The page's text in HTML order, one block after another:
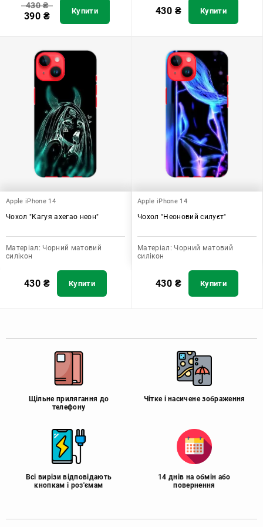
430₴
390 ₴ Купити 430 ₴ Купити
Apple iPhone 14
Чохол "Кагуя ахегао неон"
Матеріал: Чорний матовий
силікон
430 ₴ Купити
Apple iPhone 14
Чохол "Неоновий силуєт"
Матеріал: Чорний матовий
силікон
430 ₴ Купити
Щільне прилягання до
телефону
Чітке і насичене зображення
Всі вирізи відповідають
кнопкам і роз'ємам
14 днів на обмін або
повернення